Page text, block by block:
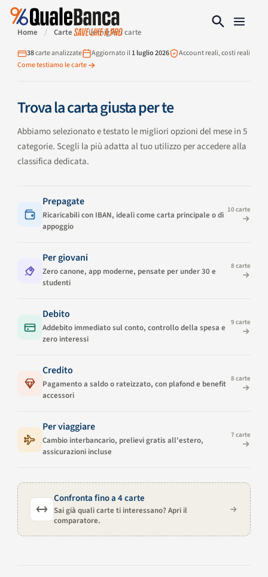
Home / Carte / Le migliori carte
38carte analizzate Aggiornato il1 luglio 2026
Account reali, costi reali
Come testiamo le carte
Trova la carta giusta per te
Abbiamo selezionato e testato le migliori opzioni del mese in 5
categorie. Scegli la più adatta al tuo utilizzo per accedere alla
classifica dedicata.
Prepagate
Ricaricabili con IBAN, ideali come carta principale o di
appoggio
10 carte
Per giovani
Zero canone, app moderne, pensate per under 30 e
studenti
8 carte
Debito
Addebito immediato sul conto, controllo della spesa e
zero interessi
9 carte
Credito
Pagamento a saldo o rateizzato, con plafond e benefit
accessori
8 carte
Per viaggiare
Cambio interbancario, prelievi gratis all'estero,
assicurazioni incluse
7 carte
Confronta fino a 4 carte
Sai già quali carte ti interessano? Apri il
comparatore.